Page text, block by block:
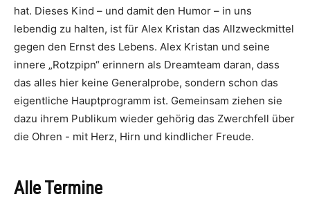
hat. Dieses Kind – und damit den Humor – in uns
lebendig zu halten, ist für Alex Kristan das Allzweckmittel
gegen den Ernst des Lebens. Alex Kristan und seine
innere „Rotzpipn“ erinnern als Dreamteam daran, dass
das alles hier keine Generalprobe, sondern schon das
eigentliche Hauptprogramm ist. Gemeinsam ziehen sie
dazu ihrem Publikum wieder gehörig das Zwerchfell über
die Ohren - mit Herz, Hirn und kindlicher Freude.
Alle Termine